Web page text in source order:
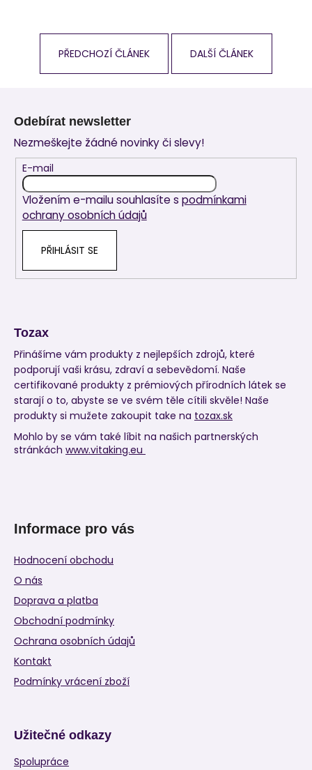
PŘEDCHOZÍ ČLÁNEK DALŠÍ ČLÁNEK
Odebírat newsletter
Nezmeškejte žádné novinky či slevy!
E-mail
Vložením e-mailu souhlasíte s podmínkami
ochrany osobních údajů
PŘIHLÁSIT SE
Tozax
Přinášíme vám produkty z nejlepších zdrojů, které
podporují vaši krásu, zdraví a sebevědomí. Naše
certifikované produkty z prémiových přírodních látek se
starají o to, abyste se ve svém těle cítili skvěle! Naše
produkty si mužete zakoupit take na tozax.sk
Mohlo by se vám také líbit na našich partnerských
stránkách www.vitaking.eu
Informace pro vás
Hodnocení obchodu
O nás
Doprava a platba
Obchodní podmínky
Ochrana osobních údajů
Kontakt
Podmínky vrácení zboží
Užitečné odkazy
Spolupráce